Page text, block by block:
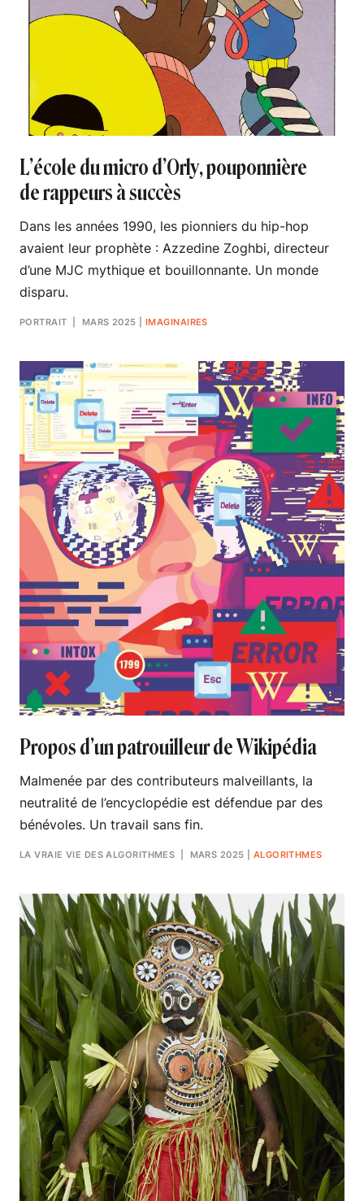
L’école du micro d’Orly, pouponnière
de rappeurs à succès
Dans les années 1990, les pionniers du hip-hop
avaient leur prophète : Azzedine Zoghbi, directeur
d’une MJC mythique et bouillonnante. Un monde
disparu.
PORTRAIT | MARS 2025 |IMAGINAIRES
Propos d’un patrouilleur de Wikipédia
Malmenée par des contributeurs malveillants, la
neutralité de l’encyclopédie est défendue par des
bénévoles. Un travail sans fin.
LA VRAIE VIE DES ALGORITHMES | MARS 2025 ALGORITHMES